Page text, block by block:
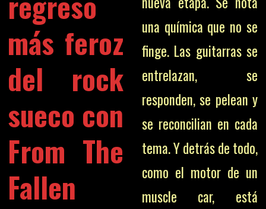
más feroz
del rock
sueco con
From The
Fallen
una química que no se
finge. Las guitarras se
entrelazan, se
responden, se pelean y
se reconcilian en cada
tema. Y detrás de todo,
como el motor de un
muscle car, está